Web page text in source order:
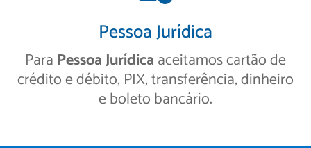
Pessoa Jurídica
Para Pessoa Jurídicaaceitamos cartão de
crédito e débito, PIX, transferência, dinheiro
e boleto bancário.